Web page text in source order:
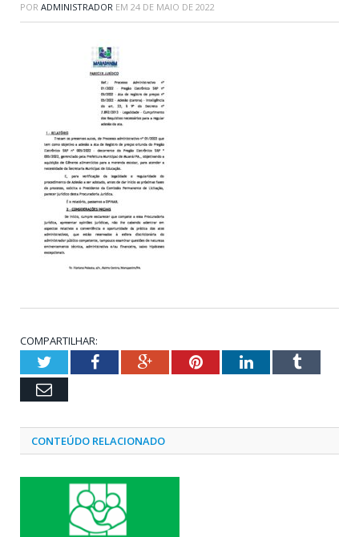
POR ADMINISTRADOR EM 24 DE MAIO DE 2022
COMPARTILHAR:
TwitterFacebookGoogle+PinterestLinkedInTumblr
Email
CONTEÚDO RELACIONADO